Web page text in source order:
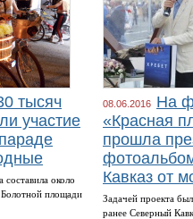
тысяч
участие
около
площади
08.06.2016 На
«Красная
прошла
Кавказ от
Задачей проекта
ранее Северный